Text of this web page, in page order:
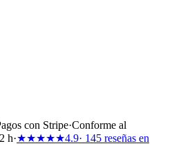
con Stripe·Conforme al
h·★★★★★4.9· 145 reseñas en